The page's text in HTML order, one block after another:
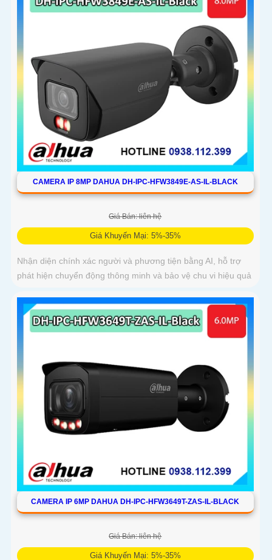
CAMERA IP 8MP DAHUA DH-IPC-HFW3849E-AS-IL-BLACK
Giá Bán: liên hệ
Giá Khuyến Mại: 5%-35%
Nhận diện chính xác người và phương tiện bằng AI, hỗ trợ
phát hiện chuyển động thông minh và bảo vệ chu vi hiệu quả
CAMERA IP 6MP DAHUA DH-IPC-HFW3649T-ZAS-IL-BLACK
Giá Bán: liên hệ
Giá Khuyến Mại: 5%-35%